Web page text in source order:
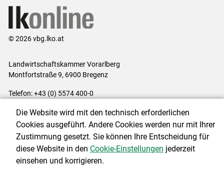
© 2026 vbg.lko.at
Landwirtschaftskammer Vorarlberg
Montfortstraße 9, 6900 Bregenz
Telefon: +43 (0) 5574 400-0
Impressum|Kontakt|Datenschutzerklärung|Barrierefreiheit|
Cookie-Einstellungen
Die Website wird mit den technisch erforderlichen
Cookies ausgeführt. Andere Cookies werden nur mit Ihrer
Zustimmung gesetzt. Sie können Ihre Entscheidung für
diese Website in den Cookie-Einstellungen jederzeit
einsehen und korrigieren.